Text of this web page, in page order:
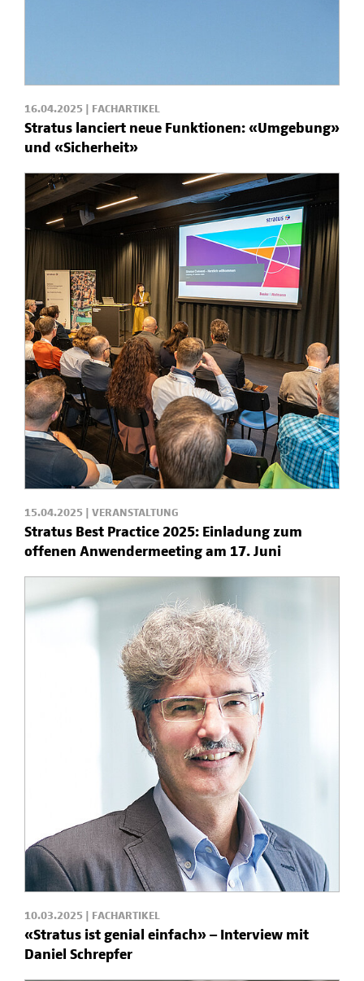
16.04.2025 | FACHARTIKEL
Stratus lanciert neue Funktionen: «Umgebung»
und «Sicherheit»
15.04.2025 | VERANSTALTUNG
Stratus Best Practice 2025: Einladung zum
offenen Anwendermeeting am 17. Juni
10.03.2025 | FACHARTIKEL
«Stratus ist genial einfach» – Interview mit
Daniel Schrepfer